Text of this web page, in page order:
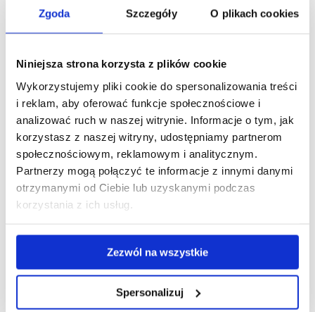
Zgoda Szczegóły O plikach cookies
Niniejsza strona korzysta z plików cookie
Wykorzystujemy pliki cookie do spersonalizowania treści
i reklam, aby oferować funkcje społecznościowe i
analizować ruch w naszej witrynie. Informacje o tym, jak
korzystasz z naszej witryny, udostępniamy partnerom
społecznościowym, reklamowym i analitycznym.
Partnerzy mogą połączyć te informacje z innymi danymi
otrzymanymi od Ciebie lub uzyskanymi podczas
korzystania z ich usług.
Zezwól na wszystkie
Spersonalizuj
ogólnoakademicki)
Pedagogika II stopnia stacjonarna 2021-2023 (pr
Pedagogika II stopnia stacjonarna 2020-2022 (profil
ogólnoakademicki)
Pedagogika II stopnia stacjonarna 2019-2021 (profil
ogólnoakademicki)
Pedagogika II stopnia niestacjonarna 2026-2028 (profil
ogólnoakademicki)
Pedagogika II stopnia niestacjonarna 2025-2027 (profil